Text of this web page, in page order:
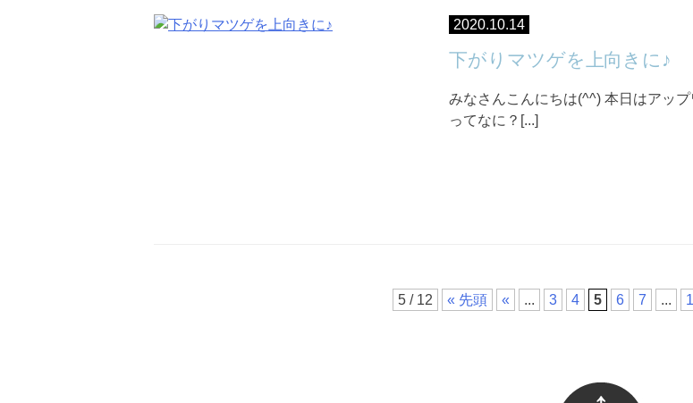
2020.10.14
下がりマツゲを上向きに♪
みなさんこんにちは(^^) 本日はアッ
ってなに？[...]
5 / 12 « 先頭 « ... 3 4 5 6 7 ...